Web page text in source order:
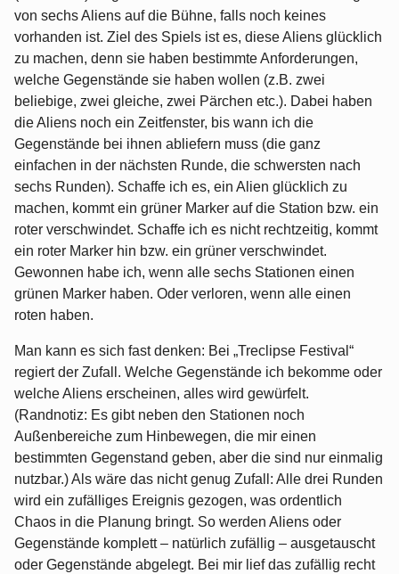
von sechs Aliens auf die Bühne, falls noch keines
vorhanden ist. Ziel des Spiels ist es, diese Aliens glücklich
zu machen, denn sie haben bestimmte Anforderungen,
welche Gegenstände sie haben wollen (z.B. zwei
beliebige, zwei gleiche, zwei Pärchen etc.). Dabei haben
die Aliens noch ein Zeitfenster, bis wann ich die
Gegenstände bei ihnen abliefern muss (die ganz
einfachen in der nächsten Runde, die schwersten nach
sechs Runden). Schaffe ich es, ein Alien glücklich zu
machen, kommt ein grüner Marker auf die Station bzw. ein
roter verschwindet. Schaffe ich es nicht rechtzeitig, kommt
ein roter Marker hin bzw. ein grüner verschwindet.
Gewonnen habe ich, wenn alle sechs Stationen einen
grünen Marker haben. Oder verloren, wenn alle einen
roten haben.
Man kann es sich fast denken: Bei „Treclipse Festival“
regiert der Zufall. Welche Gegenstände ich bekomme oder
welche Aliens erscheinen, alles wird gewürfelt.
(Randnotiz: Es gibt neben den Stationen noch
Außenbereiche zum Hinbewegen, die mir einen
bestimmten Gegenstand geben, aber die sind nur einmalig
nutzbar.) Als wäre das nicht genug Zufall: Alle drei Runden
wird ein zufälliges Ereignis gezogen, was ordentlich
Chaos in die Planung bringt. So werden Aliens oder
Gegenstände komplett – natürlich zufällig – ausgetauscht
oder Gegenstände abgelegt. Bei mir lief das zufällig recht